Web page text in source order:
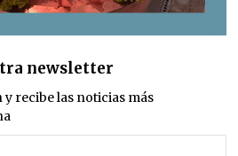
newsletter
recibe las noticias más